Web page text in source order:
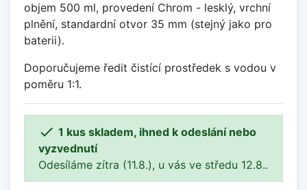
objem 500 ml, provedení Chrom - lesklý, vrchní
plnění, standardní otvor 35 mm (stejný jako pro
baterii).
Doporučujeme ředit čistící prostředek s vodou v
poměru 1:1.
 1 kus skladem, ihned k odeslání nebo
vyzvednutí
Odesíláme zítra (11.8.), u vás ve středu 12.8..